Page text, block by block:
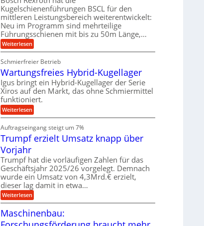
n
g
e
n
u
b
b
e
w
e
g
n
g
e
n
m
o
i
v
e
u
n
d
M
a
s
c
h
i
n
e
b
u
e
r
W
e
r
k
z
e
u
k
r
e
s
l
a
f
Kugelschienenführungen BSCL für den
mittleren Leistungsbereich weiterentwickelt:
Neu im Programm sind mehrteilige
Führungsschienen mit bis zu 50m Länge,…
Weiterlesen:
K
g
e
l
s
c
h
i
e
n
e
r
u
n
g
e
n
B
S
C
Schmierfreier Betrieb
Wartungsfreies Hybrid-Kugellager
Igus bringt ein Hybrid-Kugellager der Serie
Xiros auf den Markt, das ohne Schmiermittel
funktioniert.
Weiterlesen:
W
r
u
g
s
f
r
e
i
e
H
Auftragseingang steigt um 7%
Trumpf erzielt Umsatz knapp über
Vorjahr
Trumpf hat die vorläufigen Zahlen für das
Geschäftsjahr 2025/26 vorgelegt. Demnach
wurde ein Umsatz von 4,3Mrd.€ erzielt,
dieser lag damit in etwa…
Weiterlesen:
T
u
m
Maschinenbau: